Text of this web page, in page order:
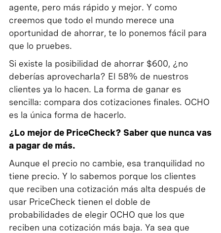
agente, pero más rápido y mejor. Y como
creemos que todo el mundo merece una
oportunidad de ahorrar, te lo ponemos fácil para
que lo pruebes.
Si existe la posibilidad de ahorrar $600, ¿no
deberías aprovecharla? El 58% de nuestros
clientes ya lo hacen. La forma de ganar es
sencilla: compara dos cotizaciones finales. OCHO
es la única forma de hacerlo.
¿Lo mejor de PriceCheck? Saber que nunca vas
a pagar de más.
Aunque el precio no cambie, esa tranquilidad no
tiene precio. Y lo sabemos porque los clientes
que reciben una cotización más alta después de
usar PriceCheck tienen el doble de
probabilidades de elegir OCHO que los que
reciben una cotización más baja. Ya sea que